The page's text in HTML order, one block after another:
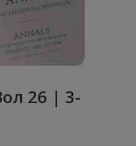
26 | 3-